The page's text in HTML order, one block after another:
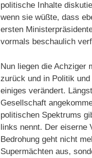
politische Inhalte
wenn sie wüßte, dass
ersten
vormals beschaulich
Nun liegen die Achziger
zurück und in Politik
einiges verändert.
Gesellschaft
politischen Spektrums
links nennt. Der eiserne
Bedrohung geht nicht
Supermächten aus,